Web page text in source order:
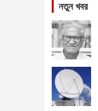
নতুন খবর